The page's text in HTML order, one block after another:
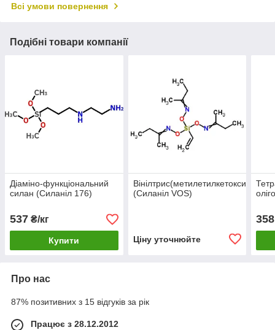
Всі умови повернення
Подібні товари компанії
Діаміно-функціональний
силан (Силаніл 176)
537 ₴/кг
Купити
(Силаніл VOS)
Ціну уточнюйте
358
Про нас
87% позитивних з 15 відгуків за рік
Працює з 28.12.2012